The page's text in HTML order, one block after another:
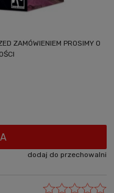
ZAMÓWIENIEM PROSIMY O
dodaj do przechowalni